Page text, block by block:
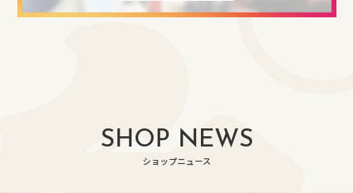
SHOP NEWS
ショップニュース